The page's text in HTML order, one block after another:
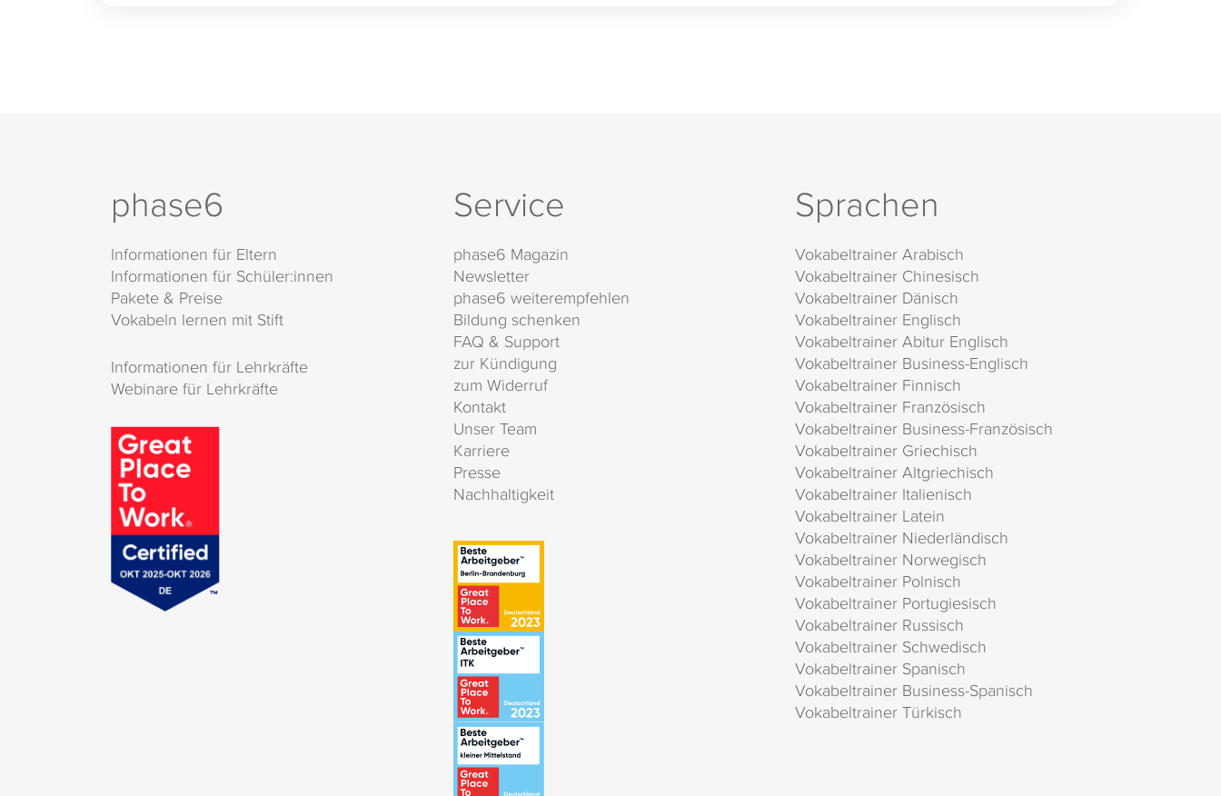
phase6
Informationen für Eltern
Informationen für Schüler:innen
Pakete & Preise
Vokabeln lernen mit Stift
Informationen für Lehrkräfte
Webinare für Lehrkräfte
Service
phase6 Magazin
Newsletter
phase6 weiterempfehlen
Bildung schenken
FAQ & Support
zur Kündigung
zum Widerruf
Kontakt
Unser Team
Karriere
Presse
Nachhaltigkeit
Sprachen
Vokabeltrainer Arabisch
Vokabeltrainer Chinesisch
Vokabeltrainer Dänisch
Vokabeltrainer Englisch
Vokabeltrainer Abitur Englisch
Vokabeltrainer Business-Englisch
Vokabeltrainer Finnisch
Vokabeltrainer Französisch
Vokabeltrainer Business-Französisch
Vokabeltrainer Griechisch
Vokabeltrainer Altgriechisch
Vokabeltrainer Italienisch
Vokabeltrainer Latein
Vokabeltrainer Niederländisch
Vokabeltrainer Norwegisch
Vokabeltrainer Polnisch
Vokabeltrainer Portugiesisch
Vokabeltrainer Russisch
Vokabeltrainer Schwedisch
Vokabeltrainer Spanisch
Vokabeltrainer Business-Spanisch
Vokabeltrainer Türkisch